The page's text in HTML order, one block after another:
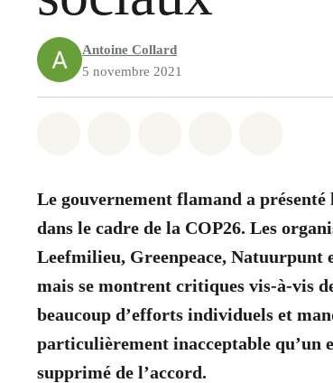
Antoine Collard
5 novembre 2021
Le gouvernement flamand a
dans le cadre de la COP26. Les
Leefmilieu, Greenpeace, Natuurpunt
mais se montrent critiques vis-à-vis
beaucoup d’efforts individuels et
particulièrement inacceptable qu’un
supprimé de l’accord.